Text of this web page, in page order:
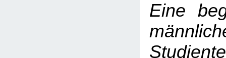
Eine